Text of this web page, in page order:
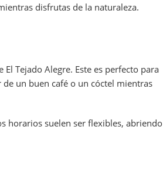
disfrutas de la naturaleza.
Tejado Alegre. Este es perfecto para
un buen café o un cóctel mientras
horarios suelen ser flexibles, abriendo